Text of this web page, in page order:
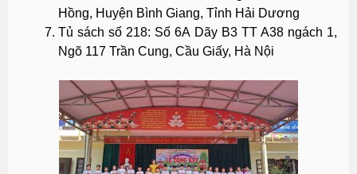
Hồng, Huyện Bình Giang, Tỉnh Hải Dương
Tủ sách số 218: Số 6A Dãy B3 TT A38 ngách 1,
Ngõ 117 Trần Cung, Cầu Giấy, Hà Nội